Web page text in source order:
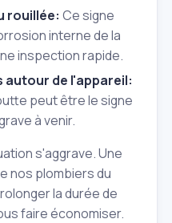
rouillée: Ce signe
interne de la
inspection rapide.
autour de l'appareil:
peut être le signe
à venir.
s'aggrave. Une
nos plombiers du
la durée de
faire économiser.